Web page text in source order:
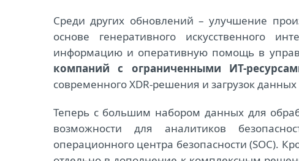
Среди других обновлений – улучшение
основе генеративного искусственного
информацию и оперативную помощь в
компаний с ограниченными ИТ-
современного XDR-решения и загрузок данных
Теперь с большим набором данных для
возможности для аналитиков
операционного центра безопасности (SOC).